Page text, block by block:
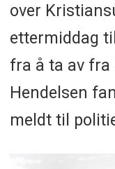
over
ettermiddag
fra å ta av
Hendelsen
meldt til